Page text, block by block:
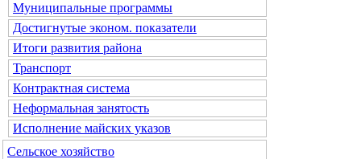
Муниципальные программы
Достигнутые эконом. показатели
Итоги развития района
Транспорт
Контрактная система
Неформальная занятость
Исполнение майских указов
Сельское хозяйство